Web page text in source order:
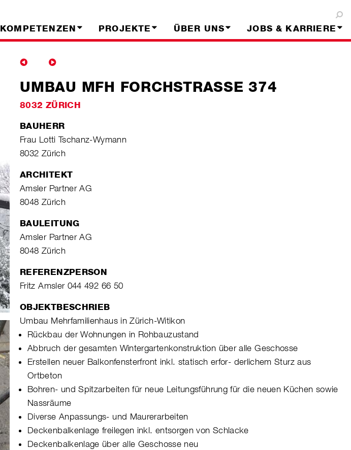
KOMPETENZEN PROJEKTE ÜBER UNS JOBS & KARRIERE
UMBAU MFH FORCHSTRASSE 374
8032 ZÜRICH
BAUHERR
Frau Lotti Tschanz-Wymann
8032 Zürich
ARCHITEKT
Amsler Partner AG
8048 Zürich
BAULEITUNG
Amsler Partner AG
8048 Zürich
REFERENZPERSON
Fritz Amsler 044 492 66 50
OBJEKTBESCHRIEB
Umbau Mehrfamilienhaus in Zürich-Witikon
Rückbau der Wohnungen in Rohbauzustand
Abbruch der gesamten Wintergartenkonstruktion über alle Geschosse
Erstellen neuer Balkonfensterfront inkl. statisch erfor- derlichem Sturz aus
Ortbeton
Bohren- und Spitzarbeiten für neue Leitungsführung für die neuen Küchen sowie
Nassräume
Diverse Anpassungs- und Maurerarbeiten
Deckenbalkenlage freilegen inkl. entsorgen von Schlacke
Deckenbalkenlage über alle Geschosse neu